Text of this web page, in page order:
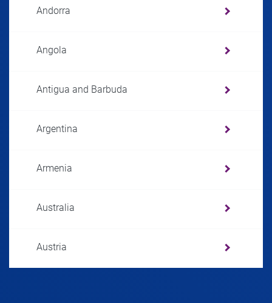
Andorra
Angola
Antigua and Barbuda
Argentina
Armenia
Australia
Austria